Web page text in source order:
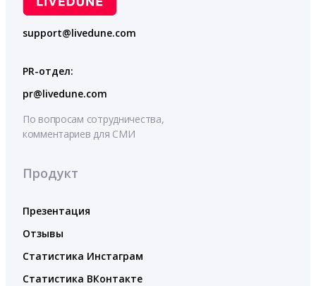
support@livedune.com
PR-отдел:
pr@livedune.com
По вопросам сотрудничества,
комментариев для СМИ
Продукт
Презентация
Отзывы
Статистика Инстаграм
Статистика ВКонтакте